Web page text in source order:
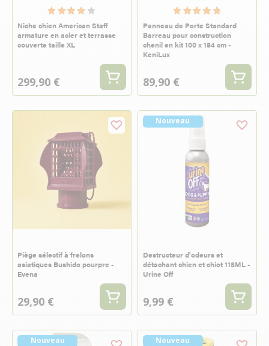
Niche chien American Staff
armature en acier et terrasse
couverte taille XL
299,90 €
Panneau de Porte Standard
Barreau pour construction
chenil en kit 100 x 184 cm -
KeniLux
89,90 €
Piège sélectif à frelons
asiatiques Bushido pourpre -
Evena
29,90 €
Nouveau
Destructeur d'odeurs et
détachant chien et chiot 118ML -
Urine Off
9,99 €
Nouveau
Nouveau